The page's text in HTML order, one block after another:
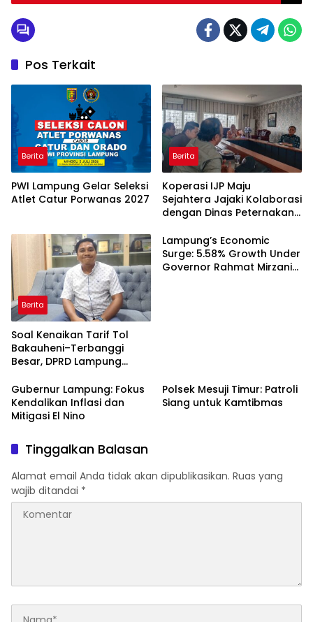
Pos Terkait
Berita
PWI Lampung Gelar Seleksi
Atlet Catur Porwanas 2027
Berita
Koperasi IJP Maju
Sejahtera Jajaki Kolaborasi
dengan Dinas Peternakan
Kemandirian Anggota
Berita
Soal Kenaikan Tarif Tol
Bakauheni–Terbanggi
Besar, DPRD Lampung
Pengelola
Lampung’s Economic
Surge: 5.58% Growth Under
Governor Rahmat Mirzani
Gubernur Lampung: Fokus
Kendalikan Inflasi dan
Mitigasi El Nino
Polsek Mesuji Timur: Patroli
Siang untuk Kamtibmas
Tinggalkan Balasan
Alamat email Anda tidak akan dipublikasikan. Ruas yang
wajib ditandai *